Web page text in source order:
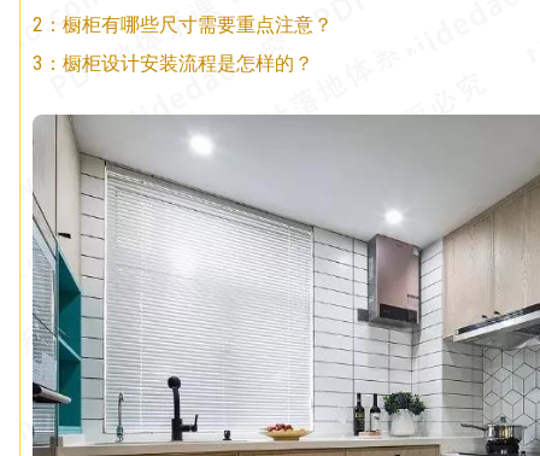
2：橱柜有哪些尺寸需要重点注意？
3：橱柜设计安装流程是怎样的？